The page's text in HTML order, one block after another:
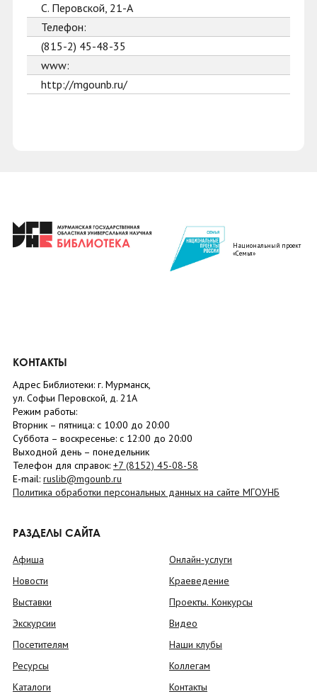
С. Перовской, 21-А
Телефон:
(815-2) 45-48-35
www:
http://mgounb.ru/
Национальный проект
«Семья»
КОНТАКТЫ
Адрес Библиотеки: г. Мурманск,
ул. Софьи Перовской, д. 21А
Режим работы:
Вторник – пятница: с 10:00 до 20:00
Суббота – воскресенье: c 12:00 до 20:00
Выходной день – понедельник
Телефон для справок: +7 (8152) 45-08-58
E-mail: ruslib@mgounb.ru
Политика обработки персональных данных на сайте МГОУНБ
РАЗДЕЛЫ САЙТА
Афиша
Новости
Выставки
Экскурсии
Посетителям
Ресурсы
Каталоги
Онлайн-услуги
Краеведение
Проекты. Конкурсы
Видео
Наши клубы
Коллегам
Контакты